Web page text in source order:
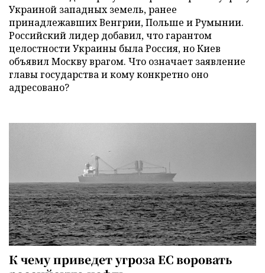
Украиной западных земель, ранее
принадлежавших Венгрии, Польше и Румынии.
Российский лидер добавил, что гарантом
целостности Украины была Россия, но Киев
объявил Москву врагом. Что означает заявление
главы государства и кому конкретно оно
адресовано?
К чему приведет угроза ЕС воровать